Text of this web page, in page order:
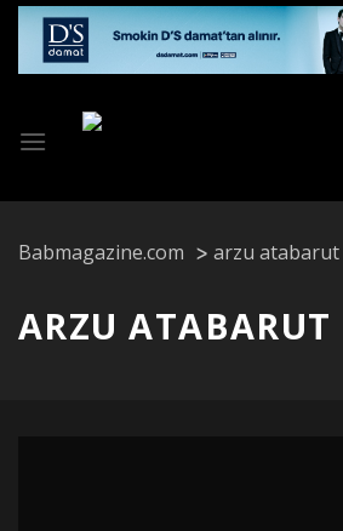
Skip
content
Babmagazine.com arzu atabarut
ARZU ATABARUT